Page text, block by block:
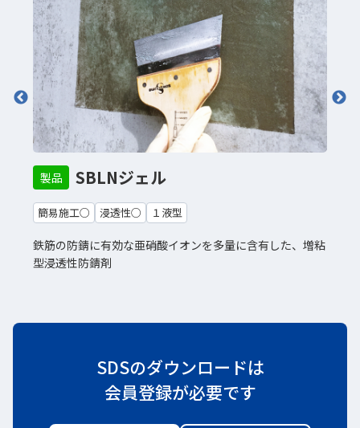
製品 SBLNジェル
簡易施工○ 浸透性○ １液型
鉄筋の防錆に有効な亜硝酸イオンを多量に含有した、増粘
型浸透性防錆剤
SDSのダウンロードは
会員登録が必要です